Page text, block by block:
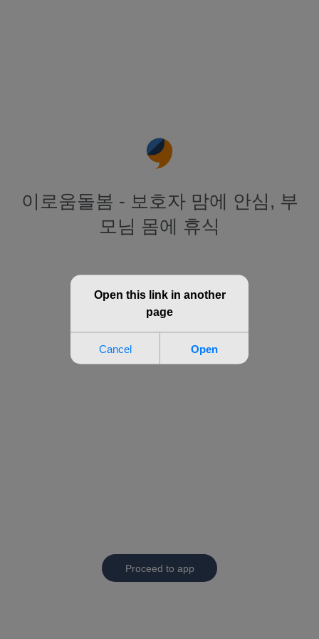
이로움돌봄 - 보호자 맘에 안심, 부
모님 몸에 휴식
Proceed to app